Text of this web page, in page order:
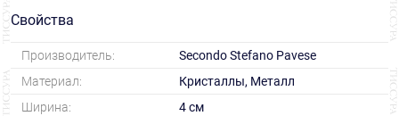
Свойства
Производитель:
Secondo Stefano Pavese
Материал:
Кристаллы, Металл
Ширина:
4 см